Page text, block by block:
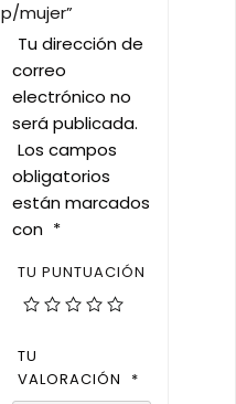
p/mujer”
Tu dirección de
correo
electrónico no
será publicada.
Los campos
obligatorios
están marcados
con *
TU PUNTUACIÓN
TU
VALORACIÓN
*